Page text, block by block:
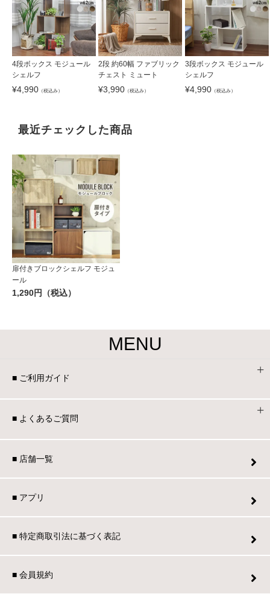
4段ボックス モジュール
シェルフ
¥4,990 （税込み）
2段 約60幅 ファブリック
チェスト ミュート
¥3,990 （税込み）
3段ボックス モジュール
シェルフ
¥4,990（税込み）
最近チェックした商品
扉付きブロックシェルフ モジュ
ール
1,290円（税込）
MENU
■ ご利用ガイド
■ よくあるご質問
■ 店舗一覧
■ アプリ
■ 特定商取引法に基づく表記
■ 会員規約